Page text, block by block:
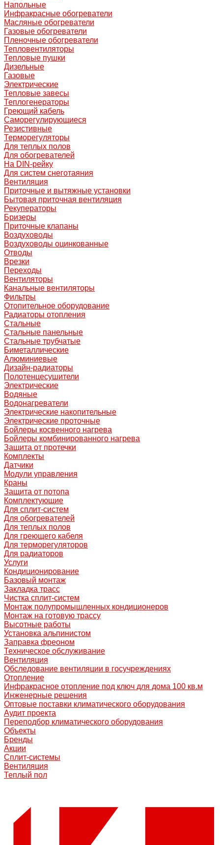
Напольные
Инфракрасные обогреватели
Масляные обогреватели
Газовые обогреватели
Пленочные обогреватели
Тепловентиляторы
Тепловые пушки
Дизельные
Газовые
Электрические
Тепловые завесы
Теплогенераторы
Греющий кабель
Саморегулирующиеся
Резистивные
Терморегуляторы
Для теплых полов
Для обогревателей
На DIN-рейку
Для систем снеготаяния
Вентиляция
Приточные и вытяжные установки
Бытовая приточная вентиляция
Рекуператоры
Бризеры
Приточные клапаны
Воздуховоды
Воздуховоды оцинкованные
Отводы
Врезки
Переходы
Вентиляторы
Канальные вентиляторы
Фильтры
Отопительное оборудование
Радиаторы отопления
Стальные
Стальные панельные
Стальные трубчатые
Биметаллические
Алюминиевые
Дизайн-радиаторы
Полотенцесушители
Электрические
Водяные
Водонагреватели
Электрические накопительные
Электрические проточные
Бойлеры косвенного нагрева
Бойлеры комбинированного нагрева
Защита от протечки
Комплекты
Датчики
Модули управления
Краны
Защита от потопа
Комплектующие
Для сплит-систем
Для обогревателей
Для теплых полов
Для греющего кабеля
Для терморегуляторов
Для радиаторов
Услуги
Кондиционирование
Базовый монтаж
Закладка трасс
Чистка сплит-систем
Монтаж полупромышленных кондиционеров
Монтаж на готовую трассу
Высотные работы
Установка альпинистом
Заправка фреоном
Техническое обслуживание
Вентиляция
Обследование вентиляции в госучреждениях
Отопление
Инфракрасное отопление под ключ для дома 100 кв.м
Инженерные решения
Оптовые поставки климатического оборудования
Аудит проекта
Переподбор климатического оборудования
Объекты
Бренды
Акции
Сплит-системы
Вентиляция
Теплый пол